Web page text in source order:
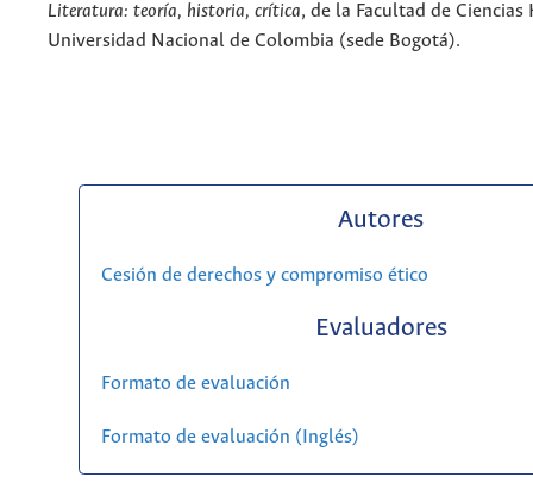
Literatura: teoría, historia, crítica, de la Facultad de Ciencias
Universidad Nacional de Colombia (sede Bogotá).
Autores
Cesión de derechos y compromiso ético
Evaluadores
Formato de evaluación
Formato de evaluación (Inglés)